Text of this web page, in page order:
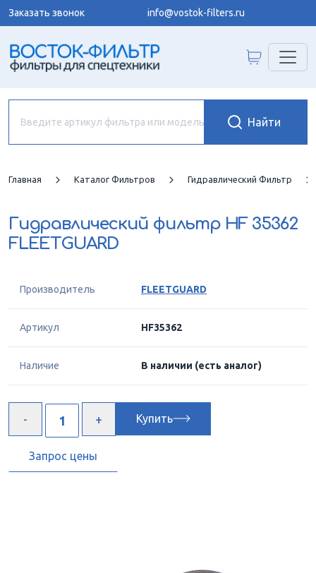
Заказать звонок info@vostok-filters.ru
Главная Каталог Фильтров Гидравлический Фильтр
Гидравлический фильтр HF 35362
FLEETGUARD
Производитель FLEETGUARD
Артикул HF35362
Наличие В наличии (есть аналог)
Купить
Запрос цены